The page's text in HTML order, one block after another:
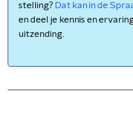
stelling? Dat kan in de
en deel je kennis en
uitzending.